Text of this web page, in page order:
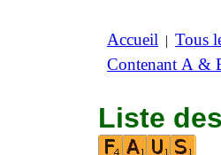
Accueil | Tous
Contenant A &
Liste